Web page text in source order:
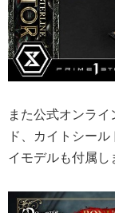
また公式オンラ
ド、カイトシー
イモデルも付属し